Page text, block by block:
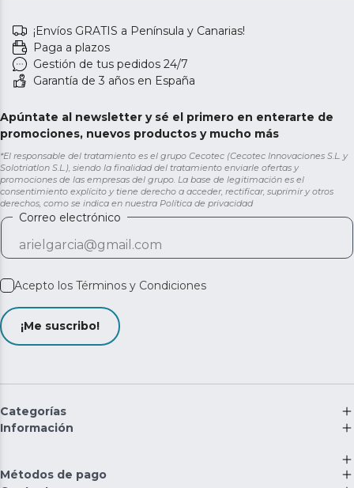
¡Envíos GRATIS a Península y Canarias!
Paga a plazos
Gestión de tus pedidos 24/7
Garantía de 3 años en España
Apúntate al newsletter y sé el primero en enterarte de
promociones, nuevos productos y mucho más
*El responsable del tratamiento es el grupo Cecotec (Cecotec Innovaciones S.L. y
Solotriatlon S.L.), siendo la finalidad del tratamiento enviarle ofertas y
promociones de las empresas del grupo. La base de legitimación es el
consentimiento explícito y tiene derecho a acceder, rectificar, suprimir y otros
derechos, como se indica en nuestra Política de privacidad
Correo electrónico
Acepto los Términos y Condiciones
¡Me suscribo!
Categorías
Información
Métodos de pago